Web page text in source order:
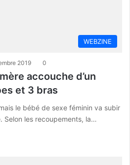
WEBZINE
2019 0
accouche d’un
et 3 bras
le bébé de sexe féminin va subir
Selon les recoupements, la…